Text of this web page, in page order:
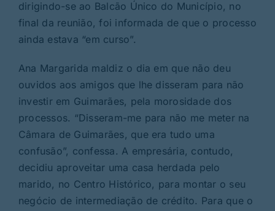
dirigindo-se ao Balcão Único do Município, no
final da reunião, foi informada de que o processo
ainda estava “em curso”.
Ana Margarida maldiz o dia em que não deu
ouvidos aos amigos que lhe disseram para não
investir em Guimarães, pela morosidade dos
processos. “Disseram-me para não me meter na
Câmara de Guimarães, que era tudo uma
confusão”, confessa. A empresária, contudo,
decidiu aproveitar uma casa herdada pelo
marido, no Centro Histórico, para montar o seu
negócio de intermediação de crédito. Para que o